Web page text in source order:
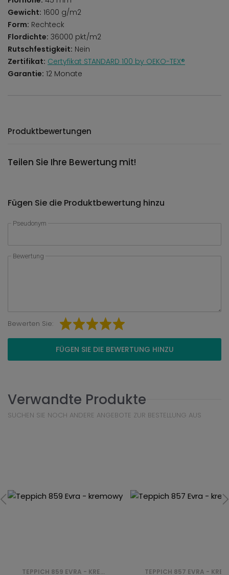
Gewicht: 1600 g/m2
Form: Rechteck
Flordichte: 36000 pkt/m2
Rutschfestigkeit: Nein
Zertifikat: Certyfikat STANDARD 100 by OEKO-TEX®
Garantie: 12 Monate
Produktbewertungen
Teilen Sie Ihre Bewertung mit!
Fügen Sie die Produktbewertung hinzu
Pseudonym
Bewertung
Bewerten Sie:
FÜGEN SIE DIE BEWERTUNG HINZU
Verwandte Produkte
SUCHEN SIE NOCH ANDERE ANGEBOTE ZUR BESTELLUNG AUS
TEPPICH 859 EVRA - KREMOWY